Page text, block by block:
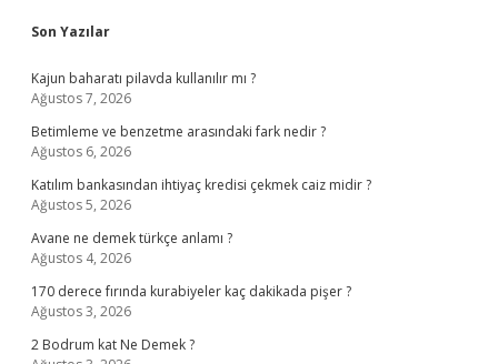
Sidebar
Son Yazılar
Kajun baharatı pilavda kullanılır mı ?
Ağustos 7, 2026
Betimleme ve benzetme arasındaki fark nedir ?
Ağustos 6, 2026
Katılım bankasından ihtiyaç kredisi çekmek caiz midir ?
Ağustos 5, 2026
Avane ne demek türkçe anlamı ?
Ağustos 4, 2026
170 derece fırında kurabiyeler kaç dakikada pişer ?
Ağustos 3, 2026
2 Bodrum kat Ne Demek ?